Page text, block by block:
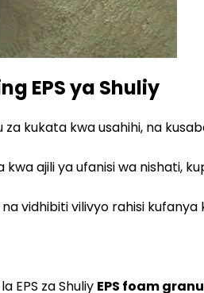
EPS ya Shuliy
za kukata kwa usahihi, na
ajili ya ufanisi wa nishati,
vidhibiti vilivyo rahisi
EPS za Shuliy EPS foam